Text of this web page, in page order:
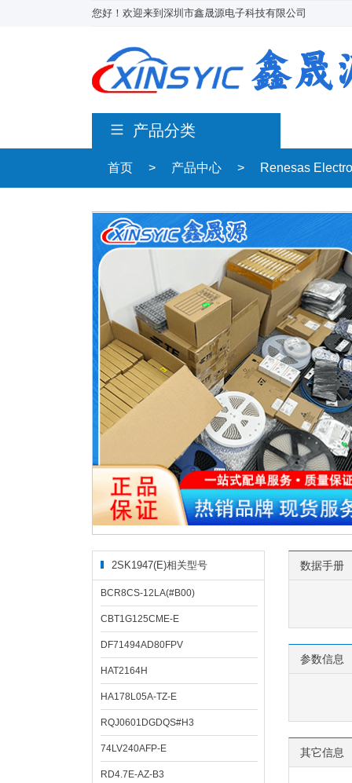
您好！欢迎来到深圳市鑫晟源电子科技有限公司
产品分类
首页 > 产品中心 > Renesas
2SK1947(E)相关型号
BCR8CS-12LA(#B00)
CBT1G125CME-E
DF71494AD80FPV
HAT2164H
HA178L05A-TZ-E
RQJ0601DGDQS#H3
74LV240AFP-E
RD4.7E-AZ-B3
数据手册
参数信息
其它信息